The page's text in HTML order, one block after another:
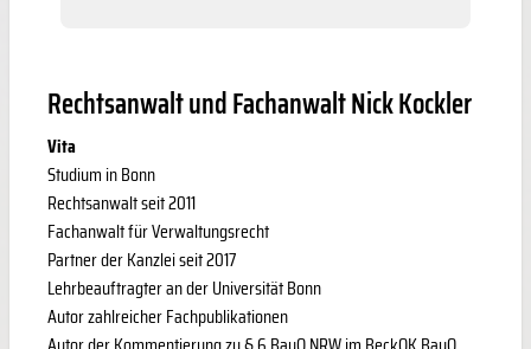
Rechtsanwalt und Fachanwalt Nick Kockler
Vita
Studium in Bonn
Rechtsanwalt seit 2011
Fachanwalt für Verwaltungsrecht
Partner der Kanzlei seit 2017
Lehrbeauftragter an der Universität Bonn
Autor zahlreicher Fachpublikationen